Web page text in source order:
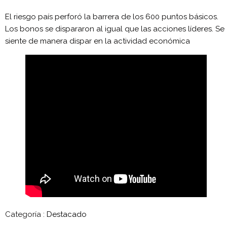
El riesgo país perforó la barrera de los 600 puntos básicos.
Los bonos se dispararon al igual que las acciones líderes. Se
siente de manera dispar en la actividad económica
Categoría : Destacado